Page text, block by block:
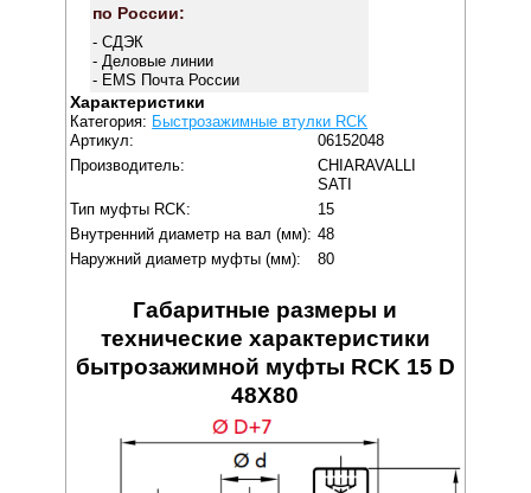
по России:
- СДЭК
- Деловые линии
- EMS Почта России
Характеристики
Категория: Быстрозажимные втулки RCK
Артикул:
06152048
Производитель:
CHIARAVALLI
SATI
Тип муфты RCK:
15
Внутренний диаметр на вал (мм): 48
Наружний диаметр муфты (мм):
80
Габаритные размеры и
технические характеристики
бытрозажимной муфты RCK 15 D
48X80